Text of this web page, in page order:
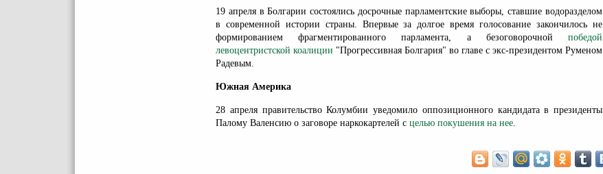
19 апреля в Болгарии состоялись досрочные парламентские выборы, ставшие водоразделом
в современной истории страны. Впервые за долгое время голосование закончилось не
формированием фрагментированного парламента, а безоговорочной победой
левоцентристской коалиции "Прогрессивная Болгария" во главе с экс-президентом Руменом
Радевым.
Южная Америка
28 апреля правительство Колумбии уведомило оппозиционного кандидата в президенты
Палому Валенсию о заговоре наркокартелей с целью покушения на нее.